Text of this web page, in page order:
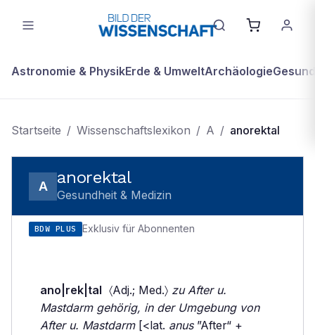
Astronomie & PhysikErde & UmweltArchäologie
Startseite / Wissenschaftslexikon / A / anorektal
A anorektal
Gesundheit & Medizin
BDW PLUS Exklusiv für Abonnenten
ano|rek|tal 〈Adj.; Med.〉 zu After u.
Mastdarm gehörig, in der Umgebung von
After u. Mastdarm[<lat. anus”After“ +